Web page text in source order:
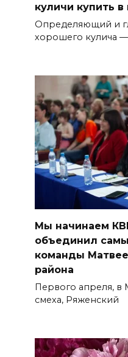
куличи купить в
Определяющий и
хорошего кулича —
Мы начинаем
объединил
команды
района
Первого апреля,
смеха, Ряженский